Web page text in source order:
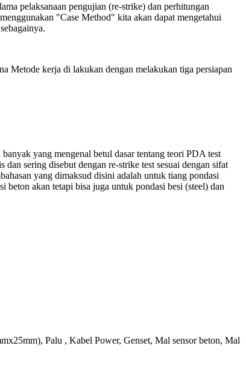
pelaksanaan pengujian (re-strike) dan perhitungan
"Case Method" kita akan dapat mengetahui
Metode kerja di lakukan dengan melakukan tiga persiapan
yang mengenal betul dasar tentang teori PDA test
sering disebut dengan re-strike test sesuai dengan sifat
yang dimaksud disini adalah untuk tiang pondasi
akan tetapi bisa juga untuk pondasi besi (steel) dan
Palu , Kabel Power, Genset, Mal sensor beton, Mal